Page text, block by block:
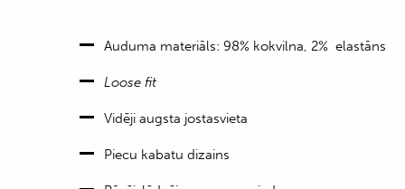
Auduma materiāls: 98% kokvilna, 2% elastāns
Loose fit
Vidēji augsta jostasvieta
Piecu kabatu dizains